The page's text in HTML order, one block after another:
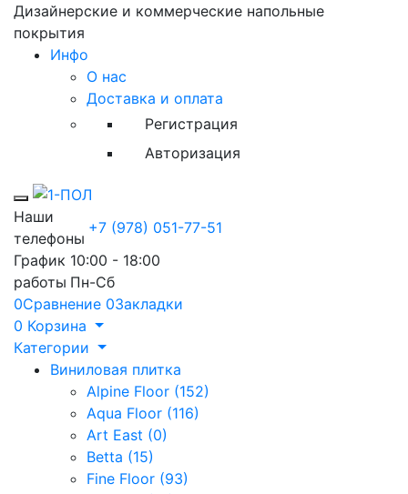
Дизайнерские и коммерческие напольные
покрытия
Инфо
О нас
Доставка и оплата
Регистрация
Авторизация
Toggle mobile menu
Наши
телефоны
+7 (978) 051-77-51
График
работы
10:00 - 18:00
Пн-Сб
0Сравнение 0Закладки
0 Корзина
Категории
Виниловая плитка
Alpine Floor (152)
Aqua Floor (116)
Art East (0)
Betta (15)
Fine Floor (93)